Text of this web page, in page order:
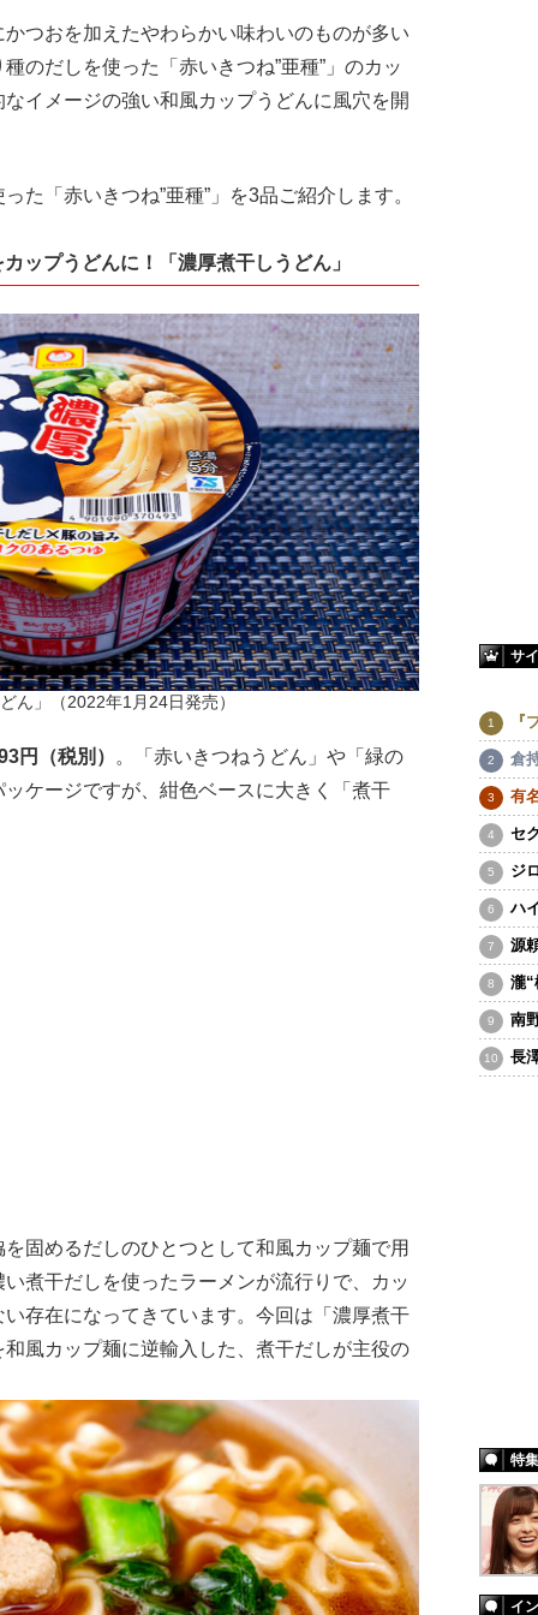
つおを加えたやわらかい味わいのものが多い
のだしを使った「赤いきつね”亜種”」のカッ
イメージの強い和風カップうどんに風穴を開
「赤いきつね”亜種”」を3品ご紹介します。
ップうどんに！「濃厚煮干しうどん」
ん」（2022年1月24日発売）
円（税別）
。「赤いきつねうどん」や「緑の
ケージですが、紺色ベースに大きく「煮干
固めるだしのひとつとして和風カップ麺で用
煮干だしを使ったラーメンが流行りで、カッ
存在になってきています。今回は「濃厚煮干
風カップ麺に逆輸入した、煮干だしが主役の
サ
『
倉
有
セ
ジ
ハ
源
瀧“
南
長
特集
イ